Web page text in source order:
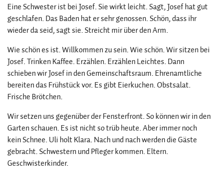
Eine Schwester ist bei Josef. Sie wirkt leicht. Sagt, Josef hat gut
geschlafen. Das Baden hat er sehr genossen. Schön, dass ihr
wieder da seid, sagt sie. Streicht mir über den Arm.
Wie schön es ist. Willkommen zu sein. Wie schön. Wir sitzen bei
Josef. Trinken Kaffee. Erzählen. Erzählen Leichtes. Dann
schieben wir Josef in den Gemeinschaftsraum. Ehrenamtliche
bereiten das Frühstück vor. Es gibt Eierkuchen. Obstsalat.
Frische Brötchen.
Wir setzen uns gegenüber der Fensterfront. So können wir in den
Garten schauen. Es ist nicht so trüb heute. Aber immer noch
kein Schnee. Uli holt Klara. Nach und nach werden die Gäste
gebracht. Schwestern und Pfleger kommen. Eltern.
Geschwisterkinder.